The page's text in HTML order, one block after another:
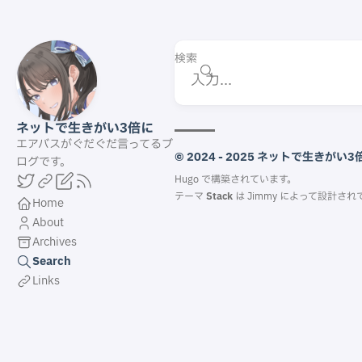
ネットで生きがい3倍に
エアバスがぐだぐだ言ってるブ
ログです。
Home
About
Archives
Search
Links
検索
© 2024 - 2025 ネットで生きがい3
Hugoで構築されています。
テーマ StackはJimmyによって設計され